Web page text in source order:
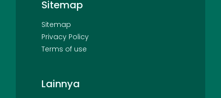
Sitemap
Sitemap
Privacy Policy
Terms of use
Lainnya